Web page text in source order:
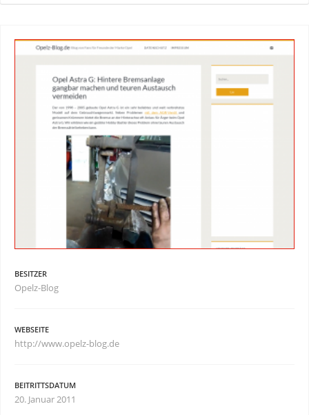
BESITZER
Opelz-Blog
WEBSEITE
http://www.opelz-blog.de
BEITRITTSDATUM
20. Januar 2011